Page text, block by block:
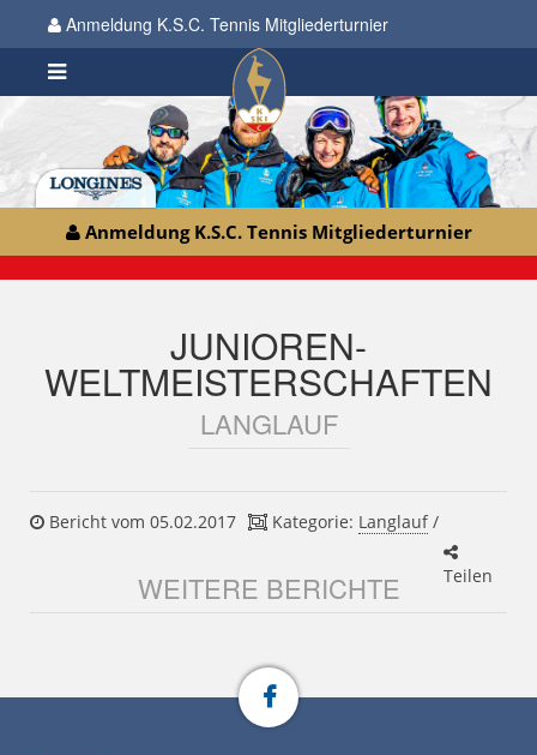
Anmeldung K.S.C. Tennis Mitgliederturnier
Anmeldung K.S.C. Tennis Mitgliederturnier
JUNIOREN-
WELTMEISTERSCHAFTEN
LANGLAUF
Bericht vom 05.02.2017 Kategorie: Langlauf/
Teilen
WEITERE BERICHTE